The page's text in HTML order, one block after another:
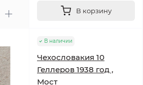
В корзину
В наличии
Чехословакия 10
Геллеров 1938 год ,
Мост